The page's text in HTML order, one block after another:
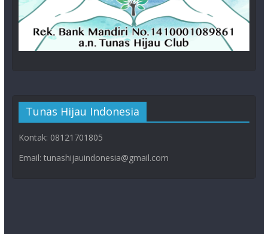
Tunas Hijau Indonesia
Kontak: 08121701805
Email: tunashijauindonesia@gmail.com